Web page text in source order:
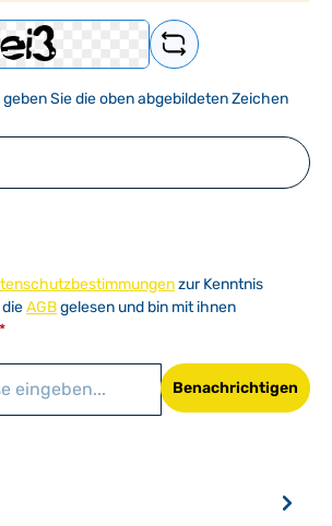
Sie die oben abgebildeten Zeichen
zur Kenntnis
AGBgelesen und bin mit ihnen
*
Benachrichtigen